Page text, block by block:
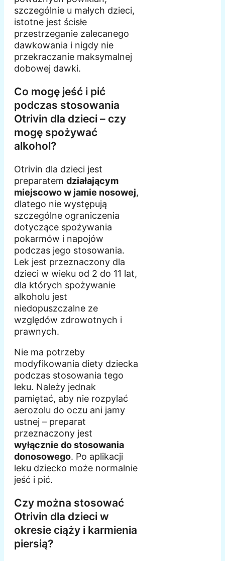
szczególnie u małych dzieci,
istotne jest ścisłe
przestrzeganie zalecanego
dawkowania i nigdy nie
przekraczanie maksymalnej
dobowej dawki.
Co mogę jeść i pić
podczas stosowania
Otrivin dla dzieci – czy
mogę spożywać
alkohol?
Otrivin dla dzieci jest
preparatem działającym
miejscowo w jamie nosowej,
dlatego nie występują
szczególne ograniczenia
dotyczące spożywania
pokarmów i napojów
podczas jego stosowania.
Lek jest przeznaczony dla
dzieci w wieku od 2 do 11 lat,
dla których spożywanie
alkoholu jest
niedopuszczalne ze
względów zdrowotnych i
prawnych.
Nie ma potrzeby
modyfikowania diety dziecka
podczas stosowania tego
leku. Należy jednak
pamiętać, aby nie rozpylać
aerozolu do oczu ani jamy
ustnej – preparat
przeznaczony jest
wyłącznie do stosowania
donosowego. Po aplikacji
leku dziecko może normalnie
jeść i pić.
Czy można stosować
Otrivin dla dzieci w
okresie ciąży i karmienia
piersią?